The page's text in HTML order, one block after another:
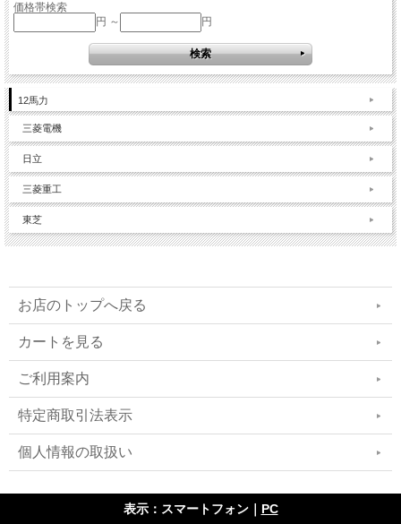
価格帯検索
円 ～
円
12馬力
三菱電機
日立
三菱重工
東芝
お店のトップへ戻る
カートを見る
ご利用案内
特定商取引法表示
個人情報の取扱い
表示：スマートフォン｜ PC